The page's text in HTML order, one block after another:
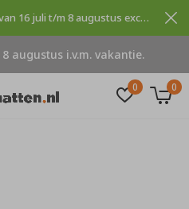
0 0
augustus i.v.m. vakantie.
I.v.m. vakantie zijn wij gesloten van 16 juli t/m 8 augustus excuses voor dit ongemak.